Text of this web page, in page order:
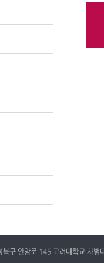
구 안암로 145 고려대학교 사범